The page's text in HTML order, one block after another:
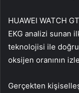
HUAWEI WATCH
EKG analizi sunan
teknolojisi ile doğru
oksijen oranının
Gerçekten